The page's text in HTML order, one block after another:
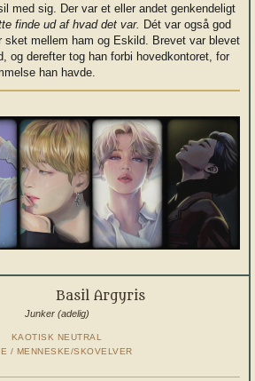
med sig. Der var et eller andet genkendeligt
finde ud af hvad det var. Dét var også god
sket mellem ham og Eskild. Brevet var blevet
og derefter tog han forbi hovedkontoret, for
han havde.
Basil Argyris
Junker (adelig)
KAOTISK NEUTRAL
/ MENNESKE/SKOVELVER